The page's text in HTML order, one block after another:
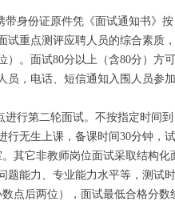
身份证原件凭《面试通知书》按
重点测评应聘人员的综合素质，
）。面试80分以上（含80分）方可
员，电话、短信通知入围人员参加
行第二轮面试。不按指定时间到
行无生上课，备课时间30分钟，试
其它非教师岗位面试采取结构化
题能力、专业能力水平等，测试时
点后两位），面试最低合格分数